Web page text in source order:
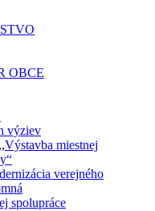
OBCE
výziev
miestnej
verejného
spolupráce